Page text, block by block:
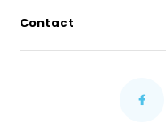
Contact